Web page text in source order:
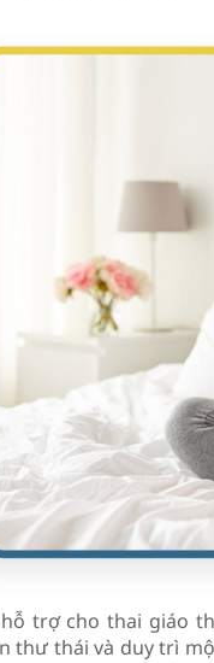
trợ cho thai giáo
thư thái và duy trì